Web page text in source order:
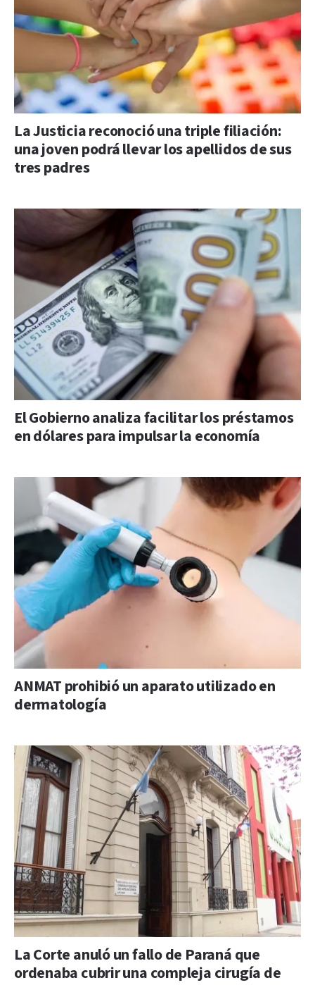
La Justicia reconoció una triple filiación:
una joven podrá llevar los apellidos de sus
tres padres
El Gobierno analiza facilitar los préstamos
en dólares para impulsar la economía
ANMAT prohibió un aparato utilizado en
dermatología
La Corte anuló un fallo de Paraná que
ordenaba cubrir una compleja cirugía de